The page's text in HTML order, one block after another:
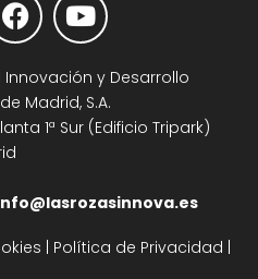
y Desarrollo
Madrid, S.A.
1ª Sur (Edificio Tripark)
| Política de Privacidad |